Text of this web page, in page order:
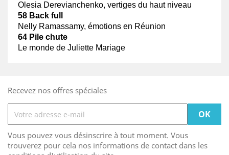
Olesia Derevianchenko, vertiges du haut niveau
58 Back full
Nelly Ramassamy, émotions en Réunion
64 Pile chute
Le monde de Juliette Mariage
Recevez nos offres spéciales
Vous pouvez vous désinscrire à tout moment. Vous
trouverez pour cela nos informations de contact dans les